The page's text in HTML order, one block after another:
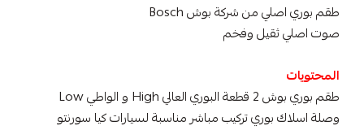
طقم بوري اصلي من شركة بوش Bosch
صوت اصلي ثقيل وفخم
المحتويات
طقم بوري بوش 2 قطعة البوري العالي High و الواطي Low
وصلة اسلاك بوري تركيب مباشر مناسبة لسيارات كيا سورنتو